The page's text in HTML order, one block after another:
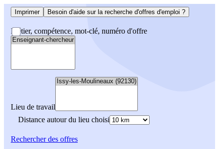
Imprimer Besoin d'aide sur la recherche d'offres d'emploi ?
Métier, compétence, mot-clé, numéro d'offre
Lieu de travail
Distance autour du lieu choisi
Rechercherdes offres